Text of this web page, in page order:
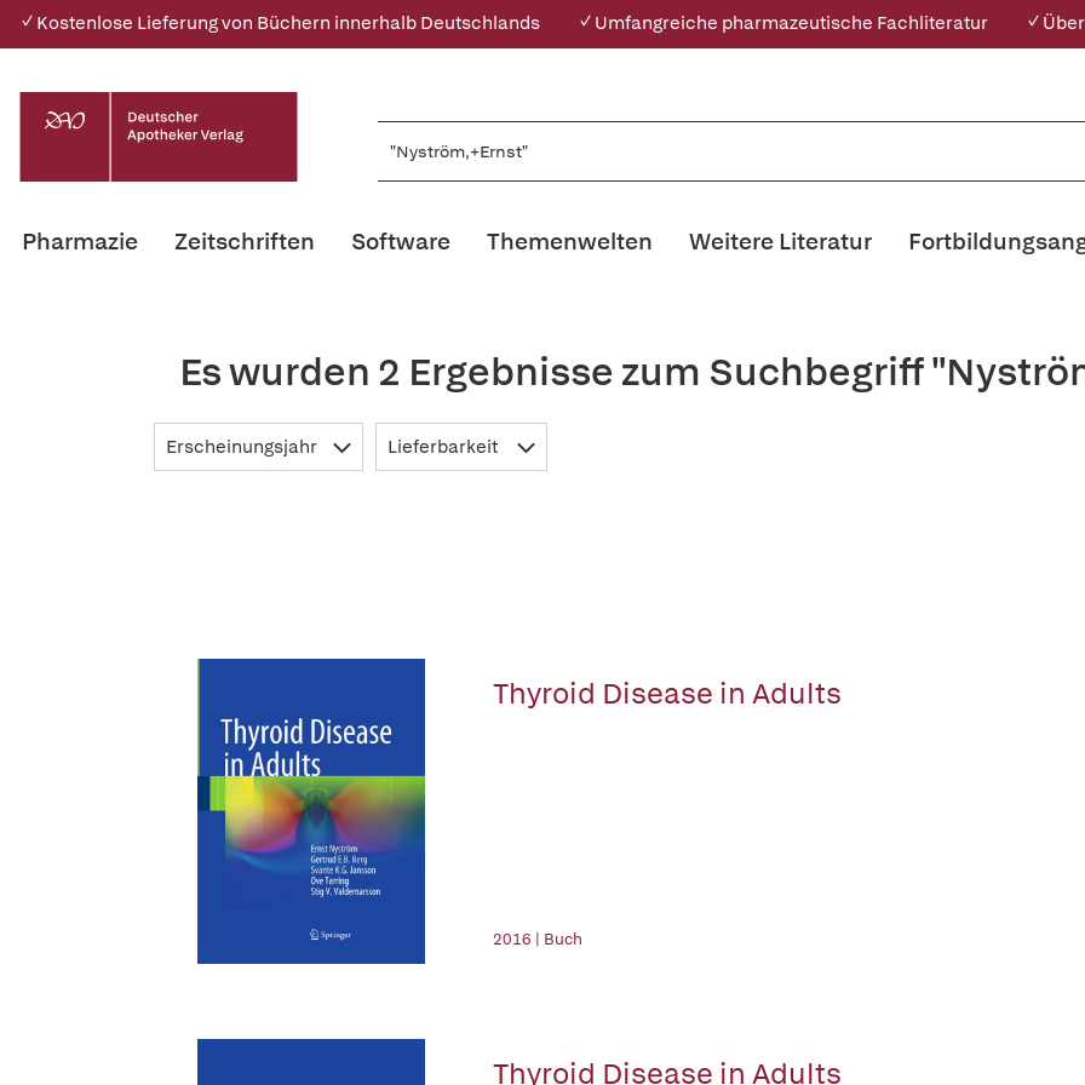
✓ Kostenlose Lieferung von Büchern innerhalb Deutschlands ✓ Umfangreiche pharmazeutische Fachliteratur ✓
Pharmazie Zeitschriften Software Themenwelten Weitere Literatur
Es wurden 2 Ergebnisse zum Suchbegriff
Erscheinungsjahr Lieferbarkeit
Thyroid Disease in Adults
2016 | Buch
Thyroid Disease in Adults